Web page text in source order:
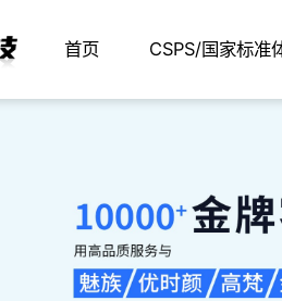
首页 CSPS/国家标准